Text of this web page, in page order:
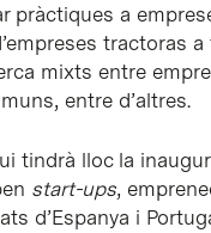
pràctiques a
tractoras
mixts entre
entre d’altres.
tindrà lloc la
start-ups,
d’Espanya i